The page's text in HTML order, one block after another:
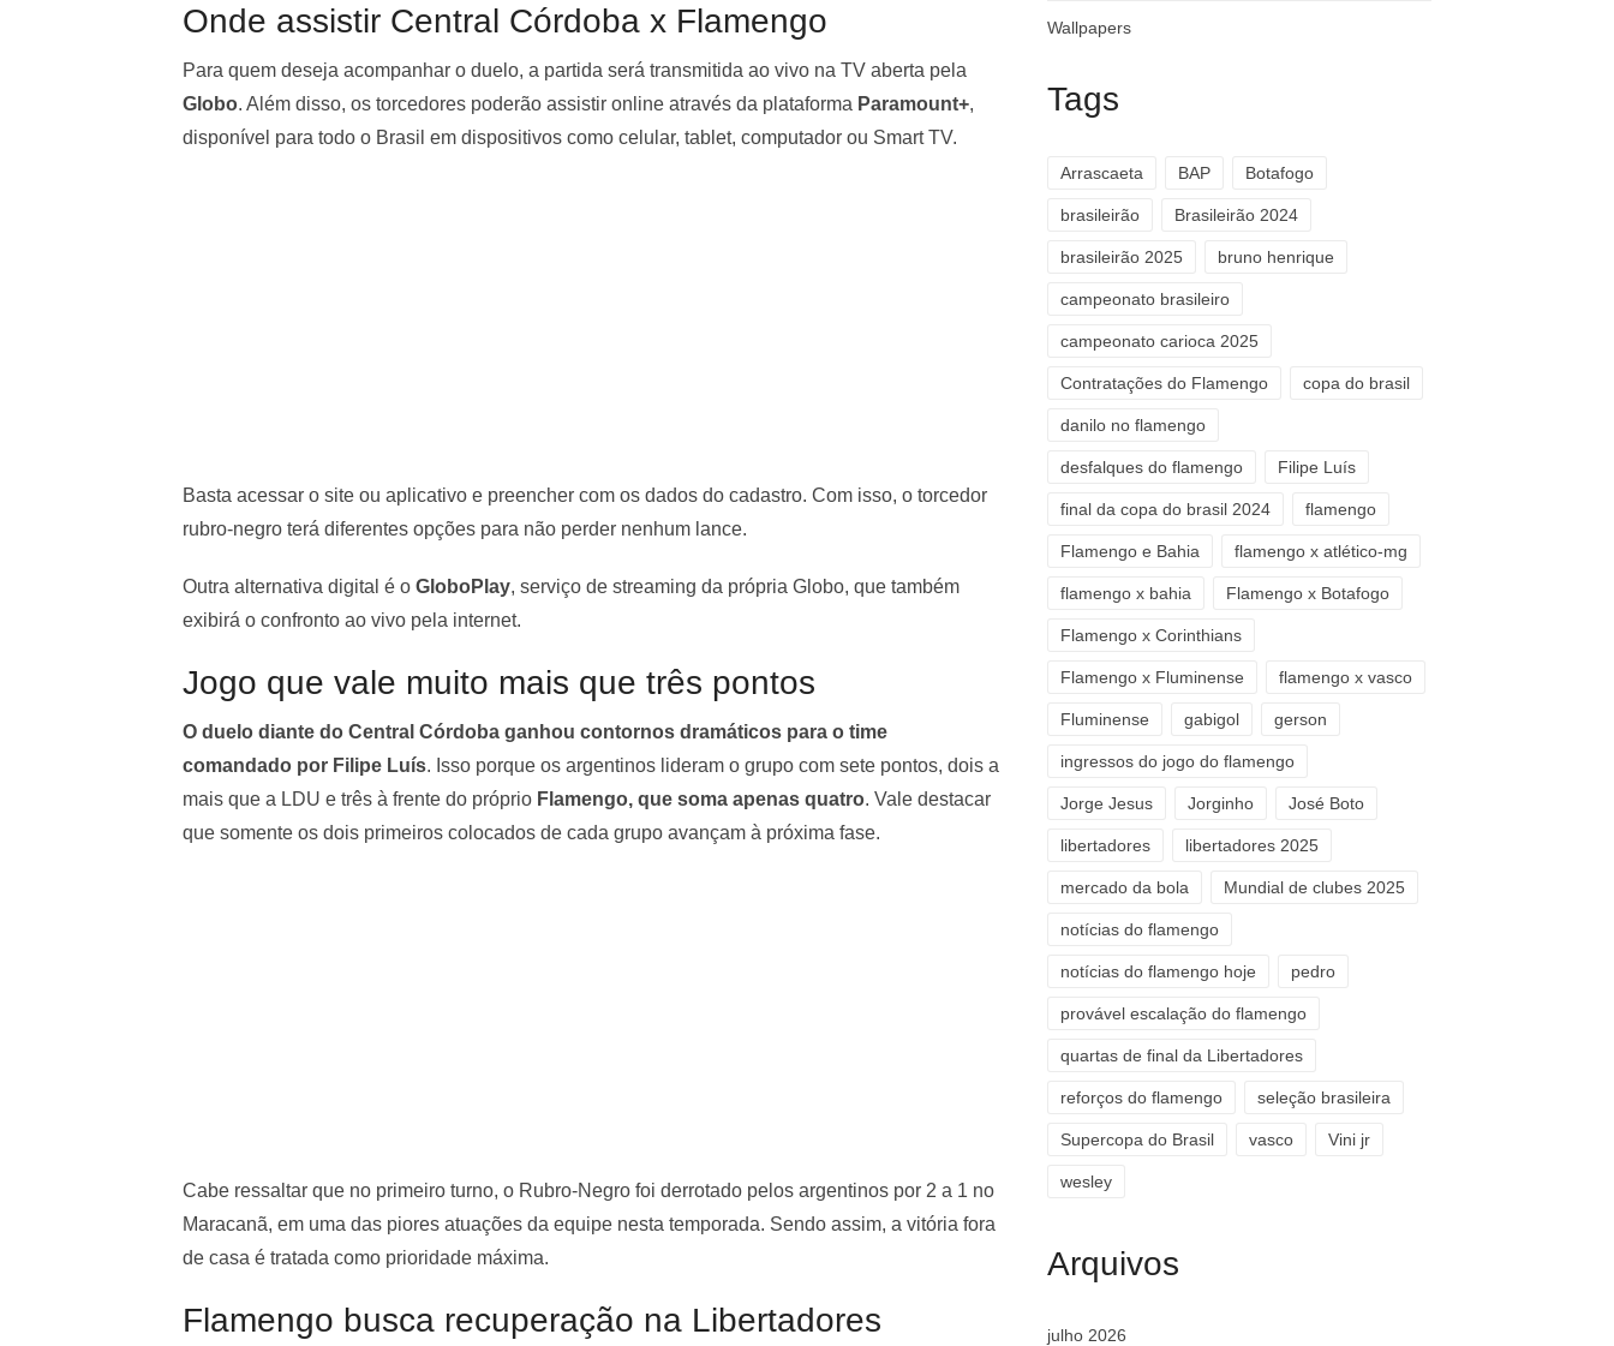
Onde assistir Central Córdoba x Flamengo
Para quem deseja acompanhar o duelo, a partida será transmitida ao vivo na TV aberta pela
Globo. Além disso, os torcedores poderão assistir online através da plataforma Paramount+,
disponível para todo o Brasil em dispositivos como celular, tablet, computador ou Smart TV.
Basta acessar o site ou aplicativo e preencher com os dados do cadastro. Com isso, o torcedor
rubro-negro terá diferentes opções para não perder nenhum lance.
Outra alternativa digital é o GloboPlay, serviço de streaming da própria Globo, que também
exibirá o confronto ao vivo pela internet.
Jogo que vale muito mais que três pontos
O duelo diante do Central Córdoba ganhou contornos dramáticos para o time
comandado por Filipe Luís. Isso porque os argentinos lideram o grupo com sete pontos, dois a
mais que a LDU e três à frente do próprio Flamengo, que soma apenas quatro. Vale destacar
que somente os dois primeiros colocados de cada grupo avançam à próxima fase.
Cabe ressaltar que no primeiro turno, o Rubro-Negro foi derrotado pelos argentinos por 2 a 1 no
Maracanã, em uma das piores atuações da equipe nesta temporada. Sendo assim, a vitória fora
de casa é tratada como prioridade máxima.
Flamengo busca recuperação na Libertadores
Wallpapers
Tags
Arrascaeta BAP Botafogo
brasileirão Brasileirão 2024
brasileirão 2025 bruno henrique
campeonato brasileiro
campeonato carioca 2025
Contratações do Flamengo copa do brasil
danilo no flamengo
desfalques do flamengo Filipe Luís
final da copa do brasil 2024 flamengo
Flamengo e Bahia flamengo x atlético-mg
flamengo x bahia Flamengo x Botafogo
Flamengo x Corinthians
Flamengo x Fluminense flamengo x vasco
Fluminense gabigol gerson
ingressos do jogo do flamengo
Jorge Jesus Jorginho José Boto
libertadores libertadores 2025
mercado da bola Mundial de clubes 2025
notícias do flamengo
notícias do flamengo hoje pedro
provável escalação do flamengo
quartas de final da Libertadores
reforços do flamengo seleção brasileira
Supercopa do Brasil vasco Vini jr
wesley
Arquivos
julho 2026